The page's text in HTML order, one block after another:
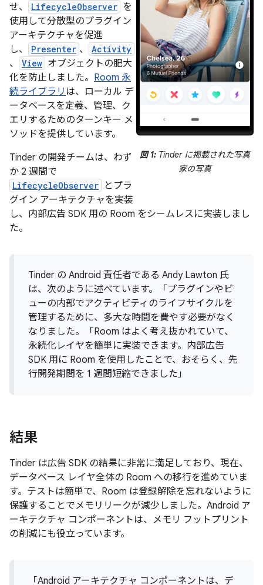
図 1: Tinder に掲載された写真
家の写真
せ、
LifecycleObserver を
使用して分散型のプラグイン
アーキテクチャを促進
し、
Presenter 、 Activity
、 View オブジェクトの肥大
化を防止しました。 Room 永
続ライブラリ は、ローカル デ
ータベースを定義、管理、ク
エリするためのターンキー メ
ソッドを提供しています。
Tinder の開発チームは、わず
か 2 週間で
LifecycleObserver
とプラ
グイン アーキテクチャを実装
し、内部広告 SDK 用の Room をシームレスに実装しまし
た。
Tinder の Android 責任者である Andy Lawton 氏
は、次のように述べています。「プラグインやビ
ューの内部でアクティビティのライフサイクルを
管理するために、多大な時間を費やす必要がなく
なりました。「Room はよく考え抜かれていて、
永続化レイヤを簡単に実装できます。内部広告
SDK 用に Room を使用したことで、おそらく、先
行開発期間を 1 週間短縮できました」
結果
Tinder は広告 SDK の結果に非常に満足しており、現在、
データベース レイヤ全体の Room への移行を進めていま
す。テストは簡単で、Room は登録解除を忘れないように
保護することでメモリリークが減少しました。Android ア
ーキテクチャ コンポーネントは、メモリ フットプリント
の削減にも役立っています。
「Android アーキテクチャ コンポーネントは、デ